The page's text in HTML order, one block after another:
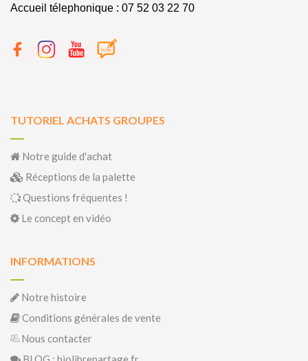
Accueil télephonique : 07 52 03 22 70
TUTORIEL ACHATS GROUPES
Notre guide d'achat
Réceptions de la palette
Questions fréquentes !
Le concept en vidéo
INFORMATIONS
Notre histoire
Conditions générales de vente
Nous contacter